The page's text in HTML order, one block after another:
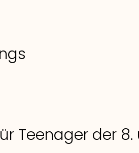
Teenager der